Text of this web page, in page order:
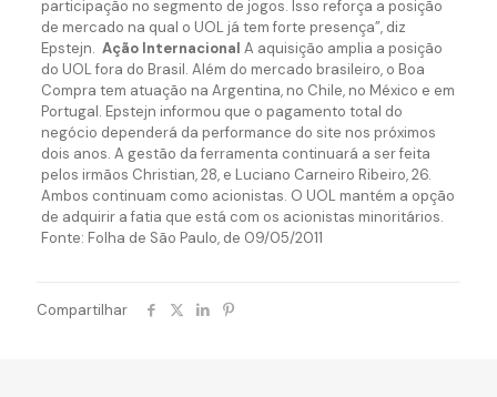
participação no segmento de jogos. Isso reforça a posição
de mercado na qual o UOL já tem forte presença”, diz
Epstejn. Ação Internacional A aquisição amplia a posição
do UOL fora do Brasil. Além do mercado brasileiro, o Boa
Compra tem atuação na Argentina, no Chile, no México e em
Portugal. Epstejn informou que o pagamento total do
negócio dependerá da performance do site nos próximos
dois anos. A gestão da ferramenta continuará a ser feita
pelos irmãos Christian, 28, e Luciano Carneiro Ribeiro, 26.
Ambos continuam como acionistas. O UOL mantém a opção
de adquirir a fatia que está com os acionistas minoritários.
Fonte: Folha de São Paulo, de 09/05/2011
Compartilhar